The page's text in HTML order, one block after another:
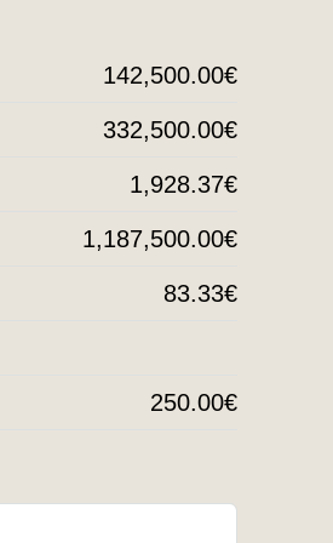
142,500.00€
332,500.00€
1,928.37€
1,187,500.00€
83.33€
250.00€